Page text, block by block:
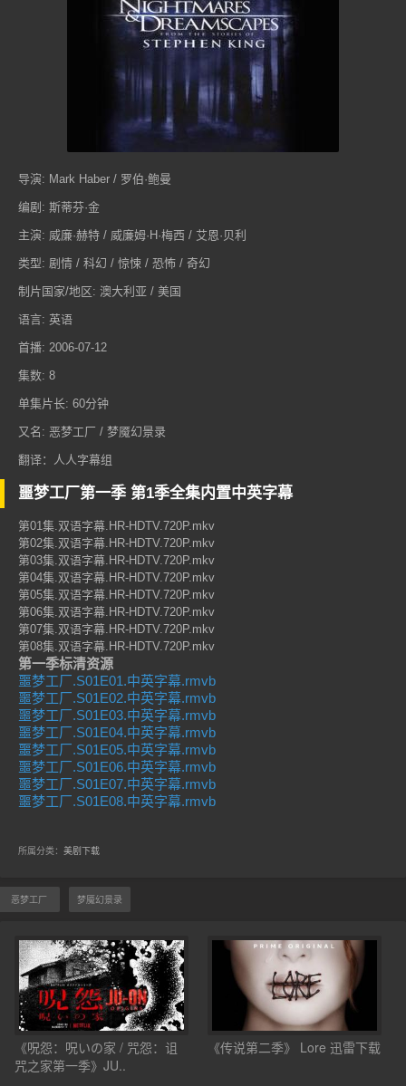
导演: Mark Haber / 罗伯·鲍曼
编剧: 斯蒂芬·金
主演: 威廉·赫特 / 威廉姆·H·梅西 / 艾恩·贝利
类型: 剧情 / 科幻 / 惊悚 / 恐怖 / 奇幻
制片国家/地区: 澳大利亚 / 美国
语言: 英语
首播: 2006-07-12
集数: 8
单集片长: 60分钟
又名: 恶梦工厂 / 梦魇幻景录
翻译：人人字幕组
噩梦工厂第一季 第1季全集内置中英字幕
第01集.双语字幕.HR-HDTV.720P.mkv
第02集.双语字幕.HR-HDTV.720P.mkv
第03集.双语字幕.HR-HDTV.720P.mkv
第04集.双语字幕.HR-HDTV.720P.mkv
第05集.双语字幕.HR-HDTV.720P.mkv
第06集.双语字幕.HR-HDTV.720P.mkv
第07集.双语字幕.HR-HDTV.720P.mkv
第08集.双语字幕.HR-HDTV.720P.mkv
第一季标清资源
噩梦工厂.S01E01.中英字幕.rmvb
噩梦工厂.S01E02.中英字幕.rmvb
噩梦工厂.S01E03.中英字幕.rmvb
噩梦工厂.S01E04.中英字幕.rmvb
噩梦工厂.S01E05.中英字幕.rmvb
噩梦工厂.S01E06.中英字幕.rmvb
噩梦工厂.S01E07.中英字幕.rmvb
噩梦工厂.S01E08.中英字幕.rmvb
所属分类： 美剧下载
恶梦工厂 梦魇幻景录
《呪怨：呪いの家 / 咒怨：诅
咒之家第一季》JU..
《传说第二季》 Lore 迅雷下载